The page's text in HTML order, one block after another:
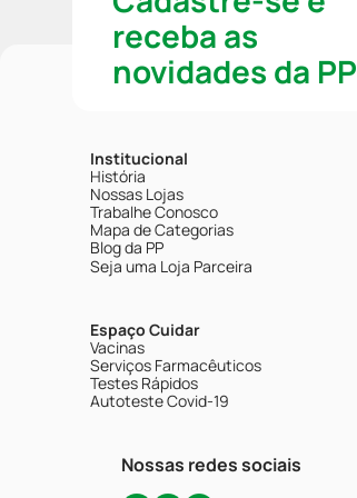
receba as
novidades da PP
Institucional
História
Nossas Lojas
Trabalhe Conosco
Mapa de Categorias
Blog da PP
Seja uma Loja Parceira
Espaço Cuidar
Vacinas
Serviços Farmacêuticos
Testes Rápidos
Autoteste Covid-19
Nossas redes sociais